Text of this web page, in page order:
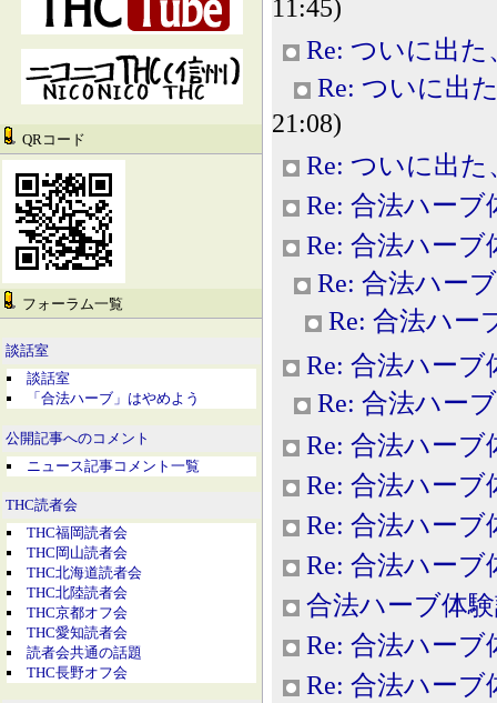
QRコード
フォーラム一覧
談話室
談話室
「合法ハーブ」はやめよう
公開記事へのコメント
ニュース記事コメント一覧
THC読者会
THC福岡読者会
THC岡山読者会
THC北海道読者会
THC北陸読者会
THC京都オフ会
THC愛知読者会
読者会共通の話題
THC長野オフ会
11:45)
Re: ついに出
Re: ついに出
21:08)
Re: ついに出
Re: 合法ハーブ
Re: 合法ハーブ
Re: 合法ハー
Re: 合法ハー
Re: 合法ハーブ
Re: 合法ハー
Re: 合法ハーブ
Re: 合法ハーブ
Re: 合法ハーブ
Re: 合法ハーブ
合法ハーブ体
Re: 合法ハーブ
Re: 合法ハーブ